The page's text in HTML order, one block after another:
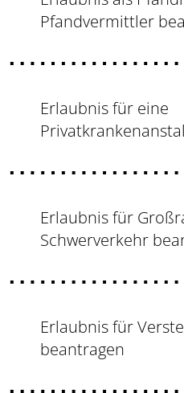
Pfandvermittler
Erlaubnis für eine
Erlaubnis für
Schwerverkehr
Erlaubnis für
beantragen